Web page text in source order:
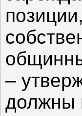
–
должны